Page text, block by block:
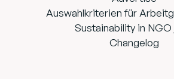
Auswahlkriterien für
Sustainability in
Changelog